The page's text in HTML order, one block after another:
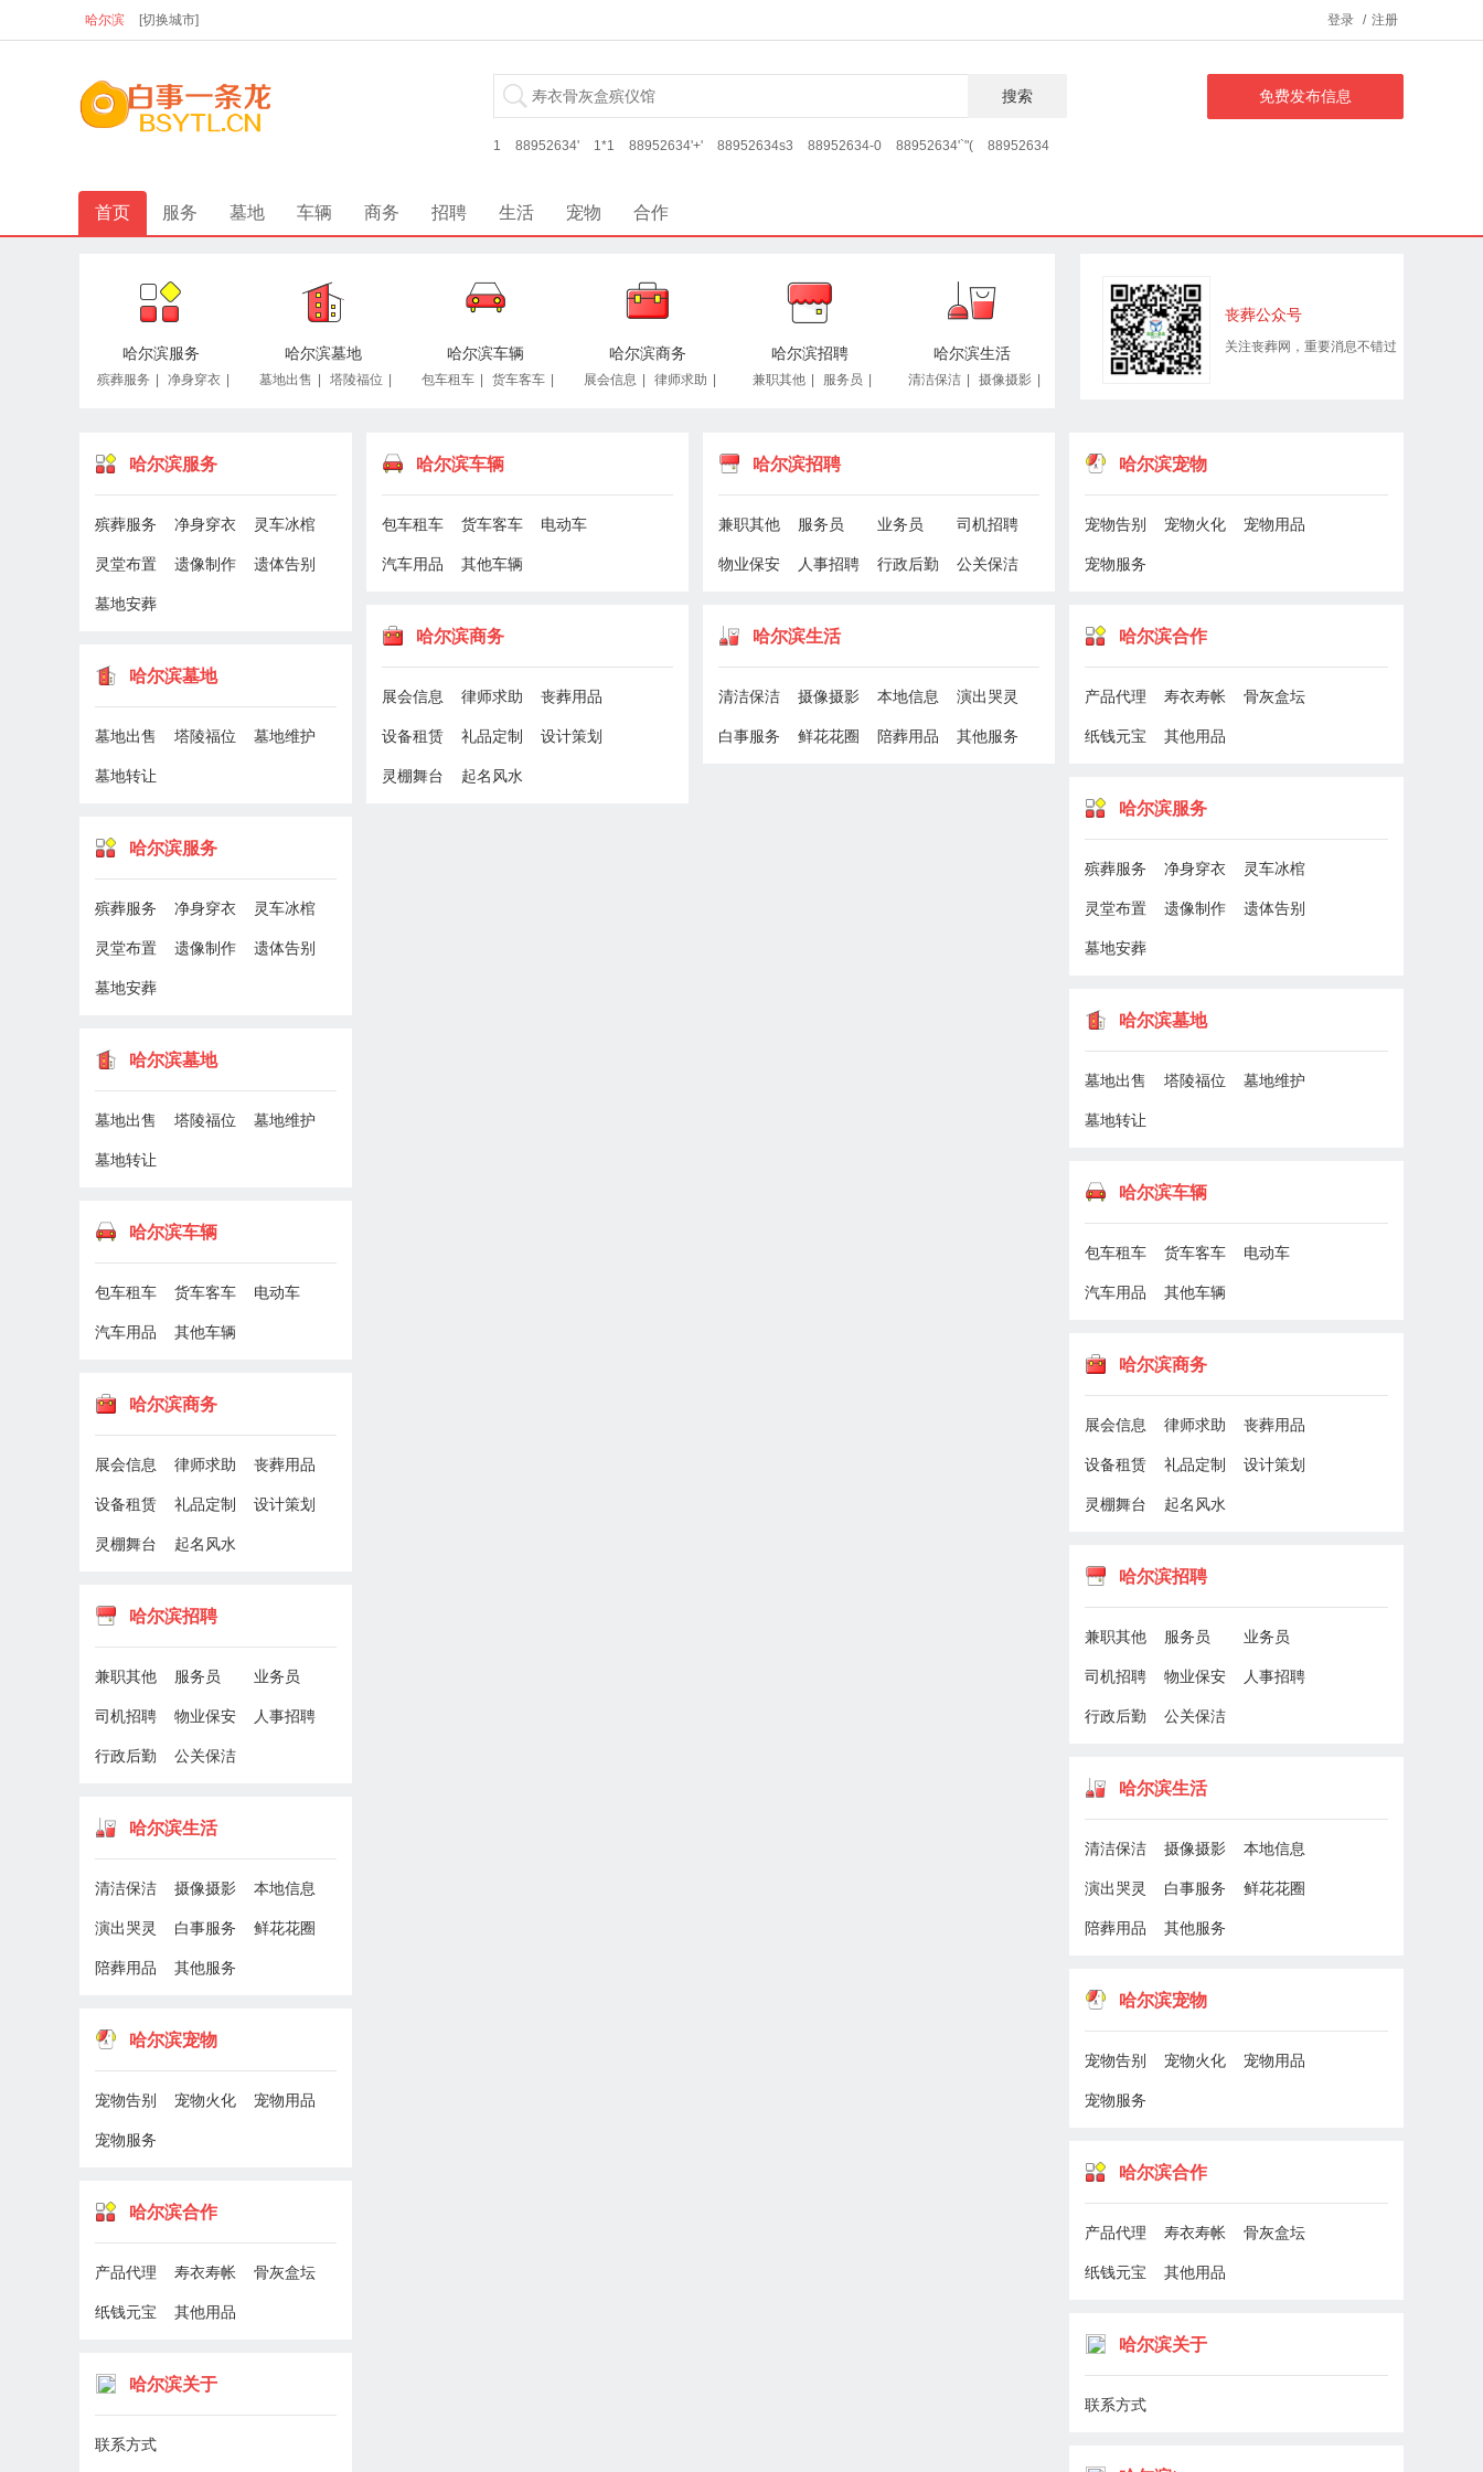
哈尔滨 [切换城市] 登录 / 注册
搜索
1 88952634' 1*1 88952634'+' 88952634s3 88952634-0 88952634'`"( 88952634
免费发布信息
首页 服务 墓地 车辆 商务 招聘 生活 宠物 合作
哈尔滨服务
殡葬服务 净身穿衣
哈尔滨墓地
墓地出售 塔陵福位
哈尔滨车辆
包车租车 货车客车
哈尔滨商务
展会信息 律师求助
哈尔滨招聘
兼职其他 服务员
哈尔滨生活
清洁保洁 摄像摄影
宠物告别 宠物火化 | 产品代理 |
丧葬公众号
关注丧葬网，重要消息不错过
哈尔滨服务
殡葬服务 净身穿衣 灵车冰棺
灵堂布置 遗像制作 遗体告别
墓地安葬
哈尔滨墓地
墓地出售 塔陵福位 墓地维护
墓地转让
哈尔滨服务
殡葬服务 净身穿衣 灵车冰棺
灵堂布置 遗像制作 遗体告别
墓地安葬
哈尔滨墓地
墓地出售 塔陵福位 墓地维护
墓地转让
哈尔滨车辆
包车租车 货车客车 电动车
汽车用品 其他车辆
哈尔滨商务
展会信息 律师求助 丧葬用品
设备租赁 礼品定制 设计策划
灵棚舞台 起名风水
哈尔滨招聘
兼职其他 服务员 业务员
司机招聘 物业保安 人事招聘
行政后勤 公关保洁
哈尔滨生活
清洁保洁 摄像摄影 本地信息
演出哭灵 白事服务 鲜花花圈
陪葬用品 其他服务
哈尔滨宠物
宠物告别 宠物火化 宠物用品
宠物服务
哈尔滨合作
产品代理 寿衣寿帐 骨灰盒坛
纸钱元宝 其他用品
哈尔滨关于
联系方式
哈尔滨车辆
包车租车 货车客车 电动车
汽车用品 其他车辆
哈尔滨商务
展会信息 律师求助 丧葬用品
设备租赁 礼品定制 设计策划
灵棚舞台 起名风水
哈尔滨招聘
兼职其他 服务员 业务员 司机招聘
物业保安 人事招聘 行政后勤 公关保洁
哈尔滨生活
清洁保洁 摄像摄影 本地信息 演出哭灵
白事服务 鲜花花圈 陪葬用品 其他服务
哈尔滨宠物
宠物告别 宠物火化 宠物用品
宠物服务
哈尔滨合作
产品代理 寿衣寿帐 骨灰盒坛
纸钱元宝 其他用品
哈尔滨服务
殡葬服务 净身穿衣 灵车冰棺
灵堂布置 遗像制作 遗体告别
墓地安葬
哈尔滨墓地
墓地出售 塔陵福位 墓地维护
墓地转让
哈尔滨车辆
包车租车 货车客车 电动车
汽车用品 其他车辆
哈尔滨商务
展会信息 律师求助 丧葬用品
设备租赁 礼品定制 设计策划
灵棚舞台 起名风水
哈尔滨招聘
兼职其他 服务员 业务员
司机招聘 物业保安 人事招聘
行政后勤 公关保洁
哈尔滨生活
清洁保洁 摄像摄影 本地信息
演出哭灵 白事服务 鲜花花圈
陪葬用品 其他服务
哈尔滨宠物
宠物告别 宠物火化 宠物用品
宠物服务
哈尔滨合作
产品代理 寿衣寿帐 骨灰盒坛
纸钱元宝 其他用品
哈尔滨关于
联系方式